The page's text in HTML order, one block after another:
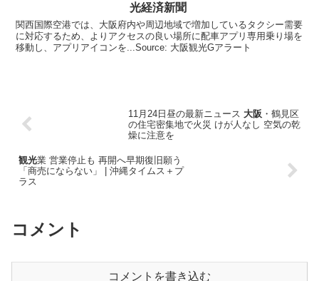
光経済新聞
関西国際空港では、大阪府内や周辺地域で増加しているタクシー需要
に対応するため、よりアクセスの良い場所に配車アプリ専用乗り場を
移動し、アプリアイコンを...Source: 大阪観光Gアラート
11月24日昼の最新ニュース 大阪 ・鶴見区
の住宅密集地で火災 けが人なし 空気の乾
燥に注意を
観光業 営業停止も 再開へ早期復旧願う
「商売にならない」 | 沖縄タイムス＋プ
ラス
コメント
コメントを書き込む